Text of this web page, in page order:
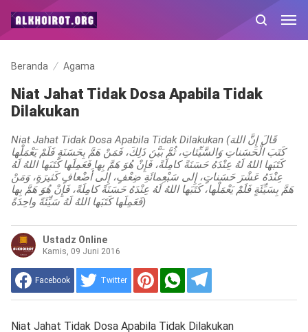
Beranda Agama
Niat Jahat Tidak Dosa Apabila Tidak
Dilakukan
Niat Jahat Tidak Dosa Apabila Tidak Dilakukan (قَالَ إِنَّ اللهَ
كَتَبَ الْحَسَناتِ وَالسَّيِّئاتِ، ثُمَّ بَيَّنَ ذَلِكَ، فَمَنْ هَمَّ بِحَسَنَةٍ فَلَمْ يَعْمَلْها
كَتَبَها اللهُ لَهُ عِنْدَهُ حَسَنَةً كامِلَةً، فَإِنْ هُوَ هَمَّ بِها فَعَمِلَها كَتَبَها اللهُ لَهُ
عِنْدَهُ عَشْرَ حَسَناتٍ، إِلى سَبْعِمائَةِ ضِعْفٍ، إِلى أَضْعافٍ كَثيرَةٍ، وَمَنْ
هَمَّ بِسَيِّئَةٍ فَلَمْ يَعْمَلْها، كَتَبَها اللهُ لَهُ عِنْدَهُ حَسَنَةً كامِلَةً، فَإِنْ هُوَ هَمَّ بِها
فَعَمِلَها كَتَبَها اللهُ لَهُ سَيِّئَةً واحِدَةً)
Ustadz Online
Kamis, 09 Juni 2016
Facebook Twitter
Niat Jahat Tidak Dosa Apabila Tidak Dilakukan